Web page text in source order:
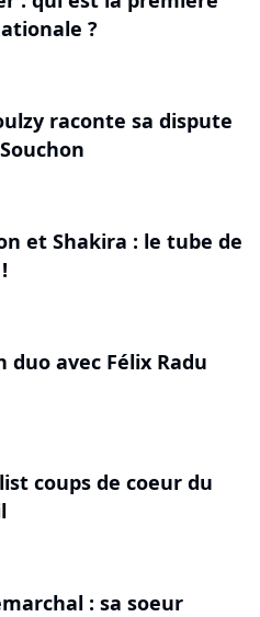
?
raconte sa dispute
et Shakira : le tube de
duo avec Félix Radu
coups de coeur du
: sa soeur